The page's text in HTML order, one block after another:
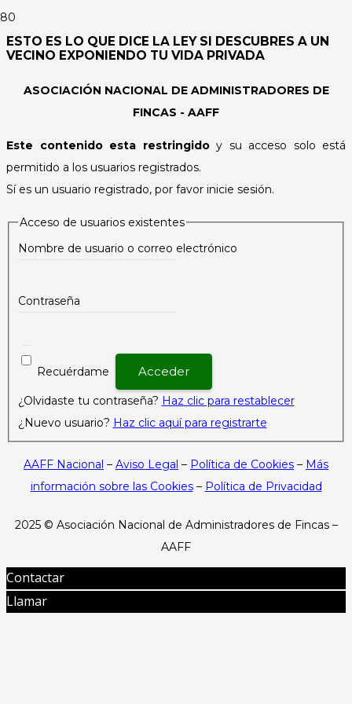
ESTO ES LO QUE DICE LA LEY SI DESCUBRES A UN
VECINO EXPONIENDO TU VIDA PRIVADA
ASOCIACIÓN NACIONAL DE ADMINISTRADORES DE
FINCAS - AAFF
Este contenido esta restringidoy su acceso solo está
permitido a los usuarios registrados.
Sí es un usuario registrado, por favor inicie sesión.
Acceso de usuarios existentes
Nombre de usuario o correo electrónico
Contraseña
Recuérdame
¿Olvidaste tu contraseña? Haz clic para restablecer
¿Nuevo usuario? Haz clic aquí para registrarte
AAFF Nacional – Aviso Legal – Política de Cookies – Más
información sobre las Cookies– Política de Privacidad
2025 © Asociación Nacional de Administradores de Fincas –
AAFF
Contactar
Llamar